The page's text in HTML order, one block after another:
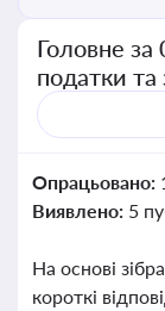
Головне за
податки та
Опрацьовано:
Виявлено: 5
На основі
короткі